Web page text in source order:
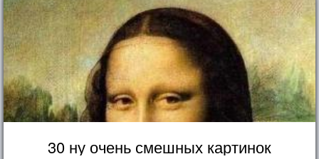
30 ну очень смешных картинок